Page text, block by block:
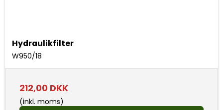
Hydraulikfilter
W950/18
212,00 DKK
(inkl. moms)